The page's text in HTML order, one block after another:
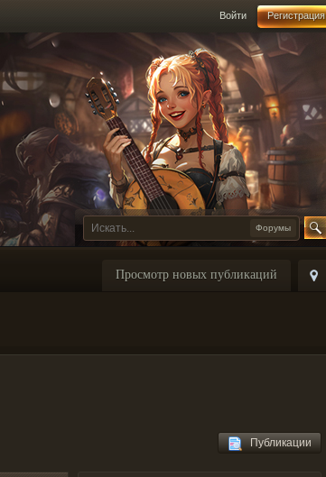
Войти Регистрация
Форумы
Просмотр новых публикаций
Публикации